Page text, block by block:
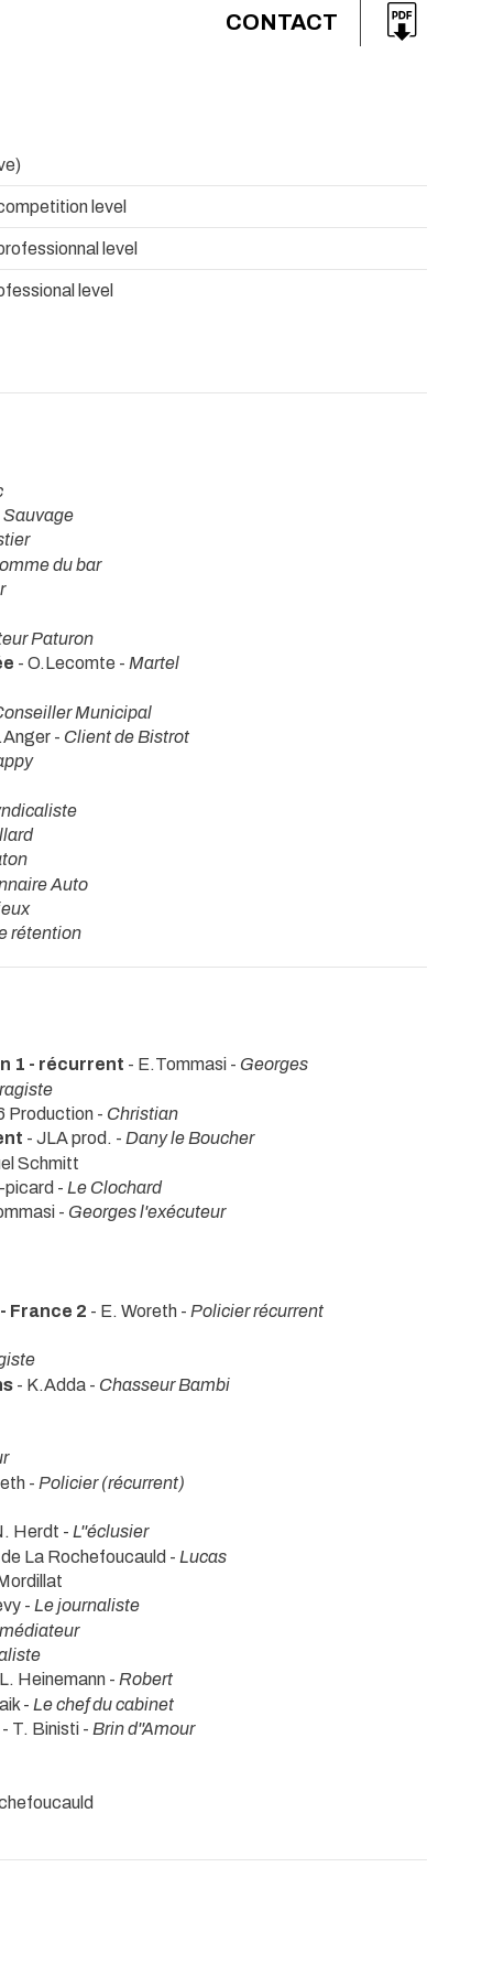
CONTACT
level
level
level
Sauvage
du bar
Paturon
- O.Lecomte - Martel
Municipal
- Client de Bistrot
Auto
rétention
1 - récurrent - E.Tommasi - Georges
Production - Christian
- JLA prod. - Dany le Boucher
Schmitt
- Le Clochard
- Georges l'exécuteur
France 2 - E. Woreth - Policier récurrent
- K.Adda - Chasseur Bambi
- Policier (récurrent)
Herdt - L''éclusier
La Rochefoucauld - Lucas
- Le journaliste
Heinemann - Robert
- Le chef du cabinet
- T. Binisti - Brin d''Amour